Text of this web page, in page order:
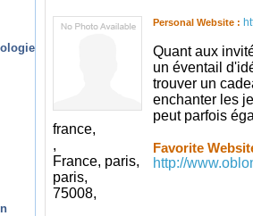
france,
,
France, paris,
paris,
75008,
Personal Website :
Quant aux
un éventail
trouver un
enchanter les
peut parfois
Favorite
http://